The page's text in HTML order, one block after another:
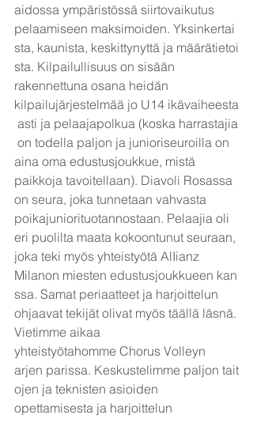
aidossa ympäristössä siirtovaikutus
pelaamiseen maksimoiden. Yksinkertai
sta, kaunista, keskittynyttä ja määrätietoi
sta. Kilpailullisuus on sisään
rakennettuna osana heidän
kilpailujärjestelmää jo U14 ikävaiheesta
asti ja pelaajapolkua (koska harrastajia
on todella paljon ja junioriseuroilla on
aina oma edustusjoukkue, mistä
paikkoja tavoitellaan). Diavoli Rosassa
on seura, joka tunnetaan vahvasta
poikajuniorituotannostaan. Pelaajia oli
eri puolilta maata kokoontunut seuraan,
joka teki myös yhteistyötä AlIianz
Milanon miesten edustusjoukkueen kan
ssa. Samat periaatteet ja harjoittelun
ohjaavat tekijät olivat myös täällä läsnä.
Vietimme aikaa
yhteistyötahomme Chorus Volleyn
arjen parissa. Keskustelimme paljon tait
ojen ja teknisten asioiden
opettamisesta ja harjoittelun